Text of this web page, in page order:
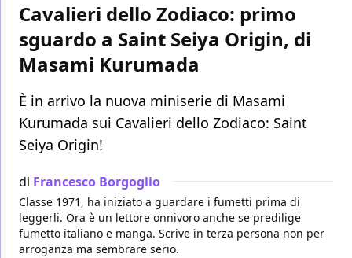
Cavalieri dello Zodiaco: primo
sguardo a Saint Seiya Origin, di
Masami Kurumada
È in arrivo la nuova miniserie di Masami
Kurumada sui Cavalieri dello Zodiaco: Saint
Seiya Origin!
di Francesco Borgoglio
Classe 1971, ha iniziato a guardare i fumetti prima di
leggerli. Ora è un lettore onnivoro anche se predilige
fumetto italiano e manga. Scrive in terza persona non per
arroganza ma sembrare serio.